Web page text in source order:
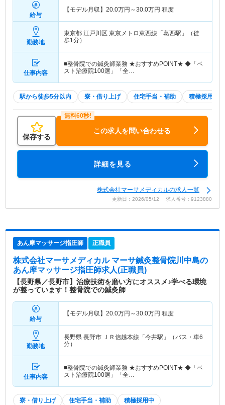
給与
【モデル月収】 20.0万円～30.0万円 程度
勤務地
東京都 江戸川区 東京メトロ東西線「葛西駅」（徒
歩1分）
仕事内容
■整骨院での鍼灸師業務 ★おすすめPOINT★ ◆「ベ
スト治療院100選」「全…
駅から徒歩5分以内 寮・借り上げ 住宅手当・補助 積極採用中
保存する
この求人を問い合わせる
詳細を見る
株式会社マーサメディカルの求人一覧
更新日：2026/05/12 求人番号：9123880
あん摩マッサージ指圧師 正職員
株式会社マーサメディカル マーサ鍼灸整骨院川中島の
あん摩マッサージ指圧師求人(正職員)
【長野県／長野市】治療技術を磨い方にオススメ♪学べる環境
が整っています！整骨院での鍼灸師
給与
【モデル月収】 20.0万円～30.0万円 程度
勤務地
長野県 長野市 ＪＲ信越本線「今井駅」（バス・車6
分）
仕事内容
■整骨院での鍼灸師業務 ★おすすめPOINT★ ◆「ベ
スト治療院100選」「全…
寮・借り上げ 住宅手当・補助 積極採用中